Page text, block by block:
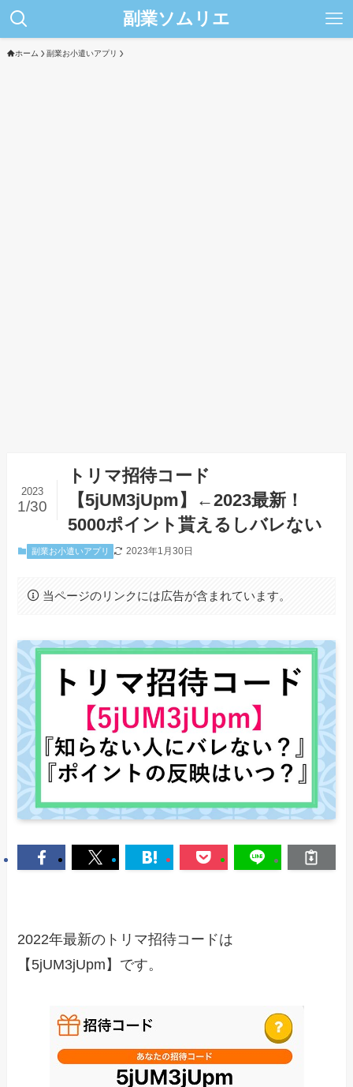
副業ソムリエ
ホーム 副業お小遣いアプリ
トリマ招待コード
【5jUM3jUpm】←2023最新！
5000ポイント貰えるしバレない
2023
1/30
副業お小遣いアプリ 2023年1月30日
当ページのリンクには広告が含まれています。
2022年最新のトリマ招待コードは
【5jUM3jUpm】です。